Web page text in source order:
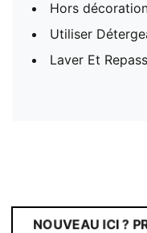
Hors
Utiliser
Laver Et
NOUVEAU ICI ?